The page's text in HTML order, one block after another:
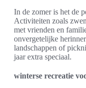
In de zomer is het de
Activiteiten zoals
met vrienden en
onvergetelijke
landschappen of
jaar extra speciaal.
winterse recreatie